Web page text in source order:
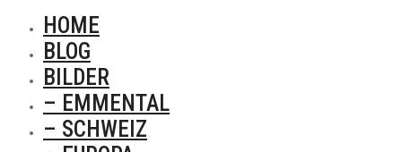
HOME
BLOG
BILDER
– EMMENTAL
– SCHWEIZ